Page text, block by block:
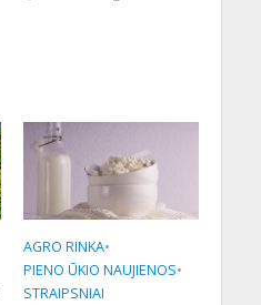
AGRO RINKA•
PIENO ŪKIO NAUJIENOS•
STRAIPSNIAI